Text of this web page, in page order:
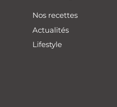
offerte
Nos recettes
Actualités
Lifestyle